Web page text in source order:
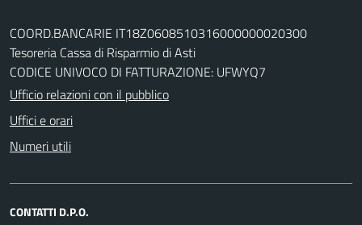
COORD.BANCARIE IT18Z0608510316000000020300
Tesoreria Cassa di Risparmio di Asti
CODICE UNIVOCO DI FATTURAZIONE: UFWYQ7
Ufficio relazioni con il pubblico
Uffici e orari
Numeri utili
CONTATTI D.P.O.